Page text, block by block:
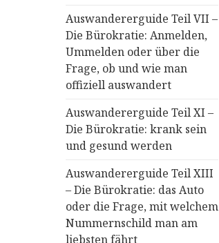
Auswandererguide Teil VII –
Die Bürokratie: Anmelden,
Ummelden oder über die
Frage, ob und wie man
offiziell auswandert
Auswandererguide Teil XI –
Die Bürokratie: krank sein
und gesund werden
Auswandererguide Teil XIII
– Die Bürokratie: das Auto
oder die Frage, mit welchem
Nummernschild man am
liebsten fährt